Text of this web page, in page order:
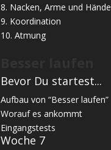
8. Nacken, Arme und Hände
9. Koordination
10. Atmung
Bevor Du startest...
Aufbau von “Besser laufen”
Worauf es ankommt
Eingangstests
Woche 7